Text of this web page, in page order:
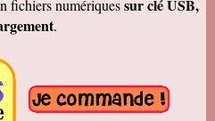
- Travail fénoménal que
!!!!!!!!!!!!! Le disque
entreprendre
pour mes 3 enfants
MERCI MERCI Je
coordonnées à mon
fichiers numériquessur clé USB,
.